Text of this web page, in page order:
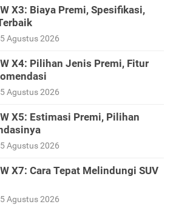
X3: Biaya Premi, Spesifikasi,
5 Agustus 2026
X4: Pilihan Jenis Premi, Fitur
5 Agustus 2026
X5: Estimasi Premi, Pilihan
5 Agustus 2026
X7: Cara Tepat Melindungi SUV
5 Agustus 2026